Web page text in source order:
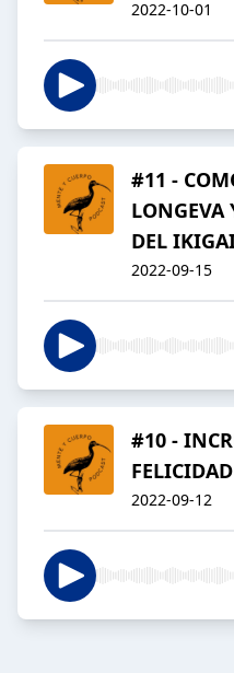
2022-10-01
#11 -
LONGEVA
DEL
2022-09-15
#10 -
2022-09-12